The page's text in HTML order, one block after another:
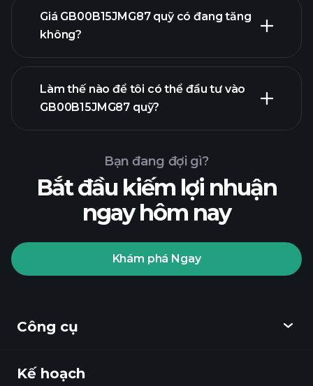
Giá GB00B15JMG87 quỹ có đang tăng
không?
Làm thế nào để tôi có thể đầu tư vào
GB00B15JMG87 quỹ?
Playtrade Tournaments
Bạn đang đợi gì?
Bắt đầu kiếm lợi nhuận
ngay hôm nay
Khám phá Ngay
Công cụ
Khám phá
Kế hoạch